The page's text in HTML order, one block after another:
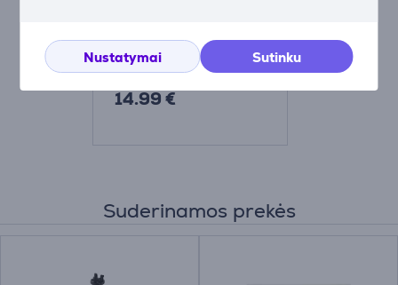
Nustatymai Sutinku
11-01054
14.99 €
Suderinamos prekės